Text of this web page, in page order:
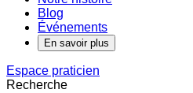
Blog
Événements
En savoir plus
Espace praticien
Recherche